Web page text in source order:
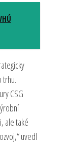
trhu.
CSG
ale také
uvedl